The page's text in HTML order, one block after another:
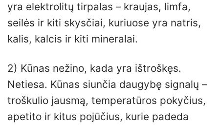
yra elektrolitų tirpalas – kraujas, limfa,
seilės ir kiti skysčiai, kuriuose yra natris,
kalis, kalcis ir kiti mineralai.
2) Kūnas nežino, kada yra ištroškęs.
Netiesa. Kūnas siunčia daugybę signalų –
troškulio jausmą, temperatūros pokyčius,
apetito ir kitus pojūčius, kurie padeda